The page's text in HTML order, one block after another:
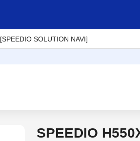
[SPEEDIO SOLUTION NAVI]
SPEEDIO